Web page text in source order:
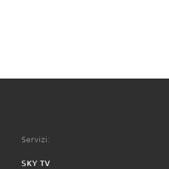
Servizi:
SKY TV